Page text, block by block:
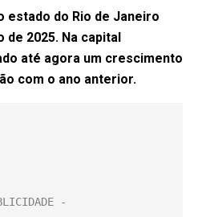
estado do Rio de Janeiro
de 2025. Na capital
até agora um crescimento
com o ano anterior.